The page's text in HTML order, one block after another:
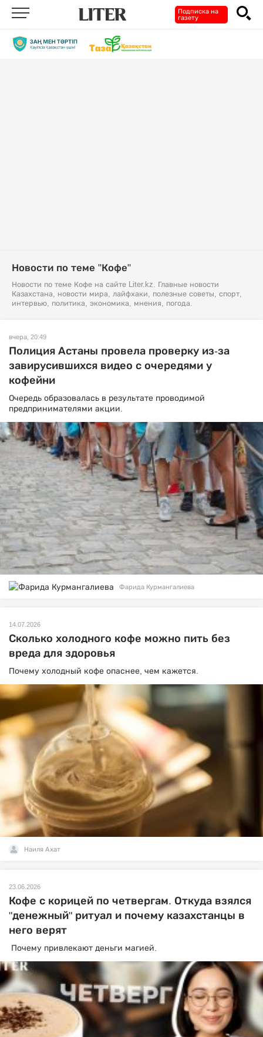
Подписка на
газету
Новости по теме "Кофе"
Новости по теме Кофе на сайте Liter.kz. Главные новости
Казахстана, новости мира, лайфхаки, полезные советы, спорт,
интервью, политика, экономика, мнения, погода.
вчера, 20:49
Полиция Астаны провела проверку из-за
завирусившихся видео с очередями у
кофейни
Очередь образовалась в результате проводимой
предпринимателями акции.
Фарида Курмангалиева
14.07.2026
Сколько холодного кофе можно пить без
вреда для здоровья
Почему холодный кофе опаснее, чем кажется.
Наиля Ахат
23.06.2026
Кофе с корицей по четвергам. Откуда взялся
"денежный" ритуал и почему казахстанцы в
него верят
Почему привлекают деньги магией.